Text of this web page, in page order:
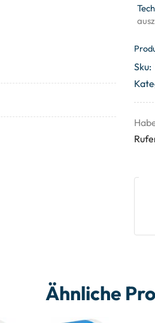
Sku:
Ähnliche